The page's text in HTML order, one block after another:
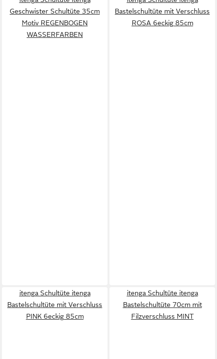
Geschwister Schultüte 35cm
Motiv REGENBOGEN
WASSERFARBEN
Bastelschultüte mit Verschluss
ROSA 6eckig 85cm
itenga Schultüte itenga
Bastelschultüte mit Verschluss
PINK 6eckig 85cm
itenga Schultüte itenga
Bastelschultüte 70cm mit
Filzverschluss MINT